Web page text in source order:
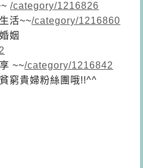
/category/1216826
活~~/category/1216860
姻
~~/category/1216842
窮貴婦粉絲團哦!!^^